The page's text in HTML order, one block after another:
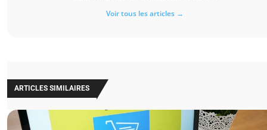
Voir tous les articles →
ARTICLES SIMILAIRES